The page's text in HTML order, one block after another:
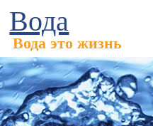
Вода
Вода это жизнь